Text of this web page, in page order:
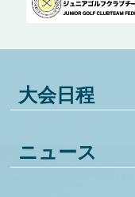
大会日程
ニュース